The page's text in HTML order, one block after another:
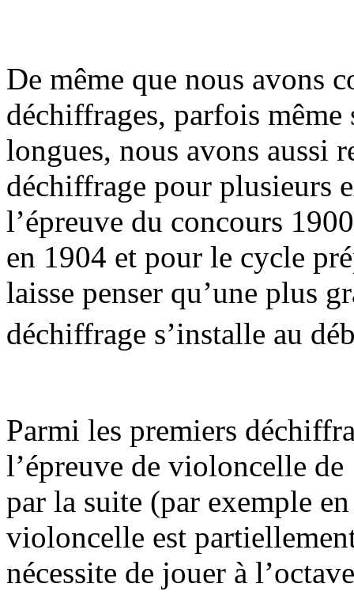
De même que nous avons
déchiffrages, parfois même
longues, nous avons aussi
déchiffrage pour plusieurs
l’épreuve du concours
en 1904 et pour le cycle
laisse penser qu’une plus
déchiffrage s’installe au
Parmi les premiers
l’épreuve de violoncelle
par la suite (par exemple
violoncelle est
nécessite de jouer à